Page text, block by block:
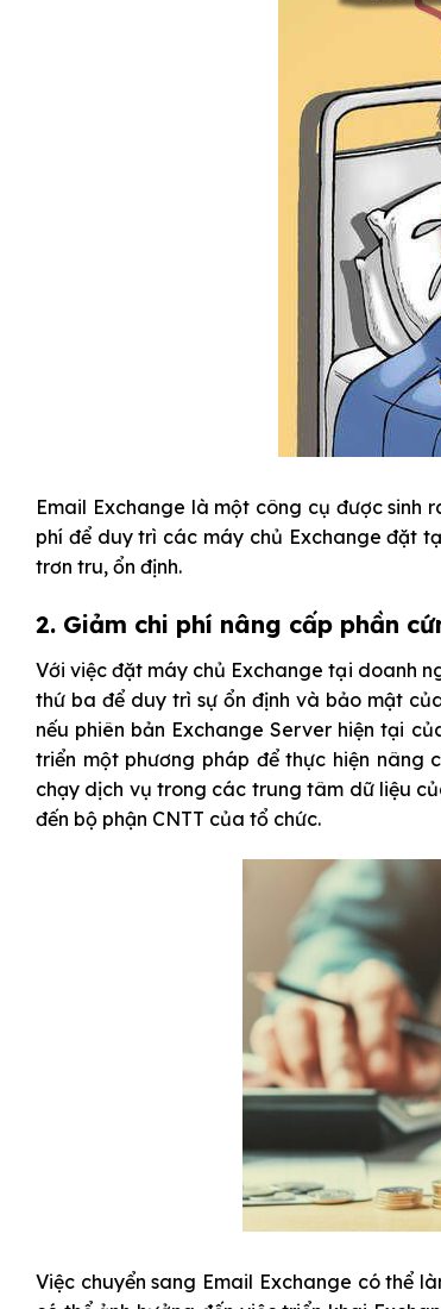
Email Exchange là một công cụ được sinh
phí để duy trì các máy chủ Exchange đặt
trơn tru, ổn định.
2. Giảm chi phí nâng cấp phần
Với việc đặt máy chủ Exchange tại doanh
thứ ba để duy trì sự ổn định và bảo mật
nếu phiên bản Exchange Server hiện tại
triển một phương pháp để thực hiện nâng
chạy dịch vụ trong các trung tâm dữ liệu
đến bộ phận CNTT của tổ chức.
Việc chuyển sang Email Exchange có thể